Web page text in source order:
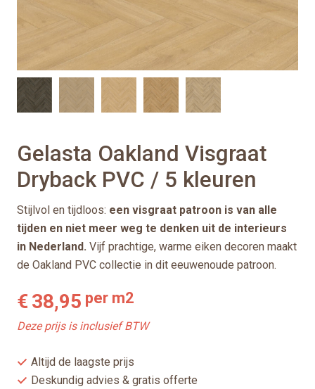
Gelasta Oakland Visgraat
Dryback PVC / 5 kleuren
Stijlvol en tijdloos: een visgraat patroon is van alle
tijden en niet meer weg te denken uit de interieurs
in Nederland. Vijf prachtige, warme eiken decoren maakt
de Oakland PVC collectie in dit eeuwenoude patroon.
€ 38,95 per m2
Deze prijs is inclusief BTW
Altijd de laagste prijs
Deskundig advies & gratis offerte